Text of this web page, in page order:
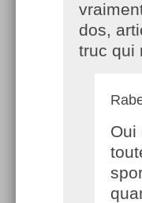
dos,
truc qui
Oui